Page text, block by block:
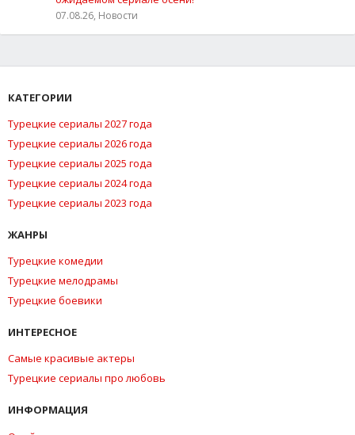
07.08.26, Новости
КАТЕГОРИИ
Турецкие сериалы 2027 года
Турецкие сериалы 2026 года
Турецкие сериалы 2025 года
Турецкие сериалы 2024 года
Турецкие сериалы 2023 года
ЖАНРЫ
Турецкие комедии
Турецкие мелодрамы
Турецкие боевики
ИНТЕРЕСНОЕ
Самые красивые актеры
Турецкие сериалы про любовь
ИНФОРМАЦИЯ